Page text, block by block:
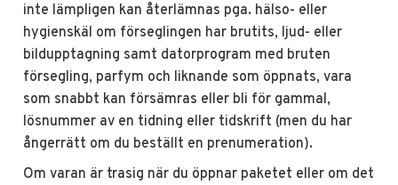
inte lämpligen kan återlämnas pga. hälso- eller
hygienskäl om förseglingen har brutits, ljud- eller
bildupptagning samt datorprogram med bruten
försegling, parfym och liknande som öppnats, vara
som snabbt kan försämras eller bli för gammal,
lösnummer av en tidning eller tidskrift (men du har
ångerrätt om du beställt en prenumeration).
Om varan är trasig när du öppnar paketet eller om det